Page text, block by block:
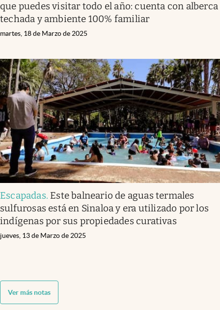
que puedes visitar todo el año: cuenta con alberca
techada y ambiente 100% familiar
martes, 18 de Marzo de 2025
Escapadas. Este balneario de aguas termales
sulfurosas está en Sinaloa y era utilizado por los
indígenas por sus propiedades curativas
jueves, 13 de Marzo de 2025
Ver más notas